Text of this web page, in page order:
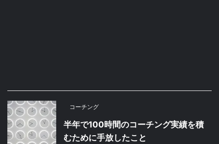
コーチング
半年で100時間のコーチング実績を積
むために手放したこと